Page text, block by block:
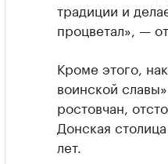
традиции и
процветал», —
Кроме этого,
воинской
ростовчан,
Донская
лет.